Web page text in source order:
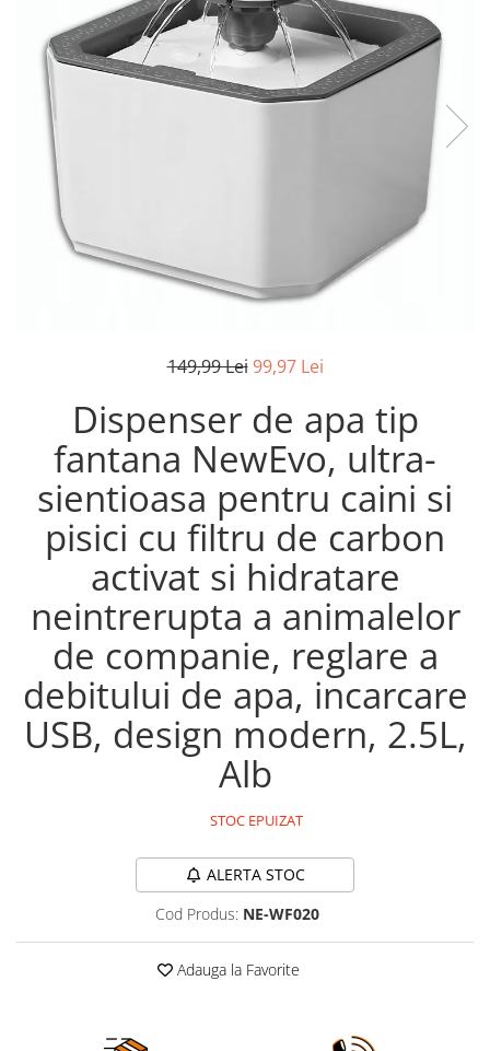
Pistoale de lipit
Termometre bucatarie
Tigai si Seturi
Unelte si aparate de masura
Uscatoare Rufe
Veioze si Lampi
Vopsele si Pigmenti
Perii de par electrice
Uscatoare de par
149,99 Lei 99,97 Lei
Dispenser de apa tip
fantana NewEvo, ultra-
sientioasa pentru caini si
pisici cu filtru de carbon
activat si hidratare
neintrerupta a animalelor
de companie, reglare a
debitului de apa, incarcare
USB, design modern, 2.5L,
Alb
STOC EPUIZAT
ALERTA STOC
Cod Produs: NE-WF020
Adauga la Favorite